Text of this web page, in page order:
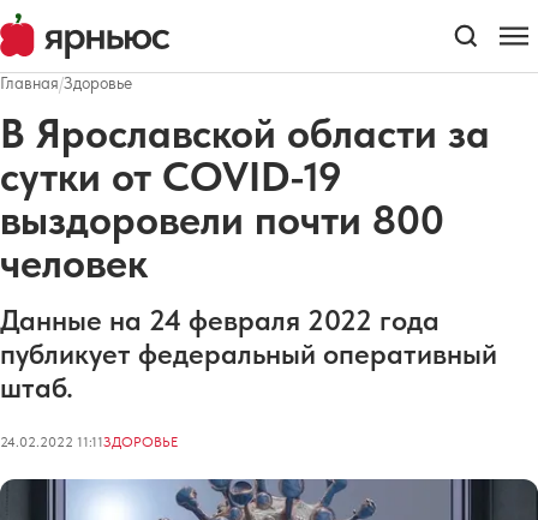
Главная/Здоровье
В Ярославской области за
сутки от COVID-19
выздоровели почти 800
человек
Данные на 24 февраля 2022 года
публикует федеральный оперативный
штаб.
24.02.2022 11:11ЗДОРОВЬЕ